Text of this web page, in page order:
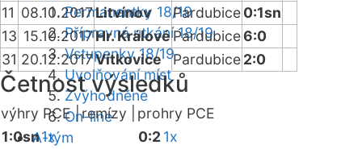
Permanentky 18/19
Přípravná utkání 18/19
Vstupenky 18/19
Uvolňování míst
Zvýhodněné
On-line
A-tým
11 08.10.2017Litvínov Pardubice0:1sn
13 15.10.2017Hr. Králové Pardubice6:0
31 20.12.2017Vítkovice Pardubice2:0
Četnost výsledků
výhry PCE |remízy |
prohry PCE
1:0sn1x
0:21x